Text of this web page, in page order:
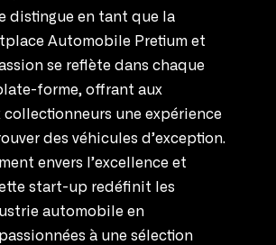
distingue en tant que la
Automobile Pretium et
se reflète dans chaque
forme, offrant aux
collectionneurs une expérience
des véhicules d’exception.
envers l’excellence et
start-up redéfinit les
automobile en
à une sélection